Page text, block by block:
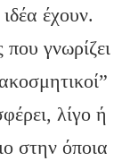
έχουν.
γνωρίζει
λίγο ή
στην όποια